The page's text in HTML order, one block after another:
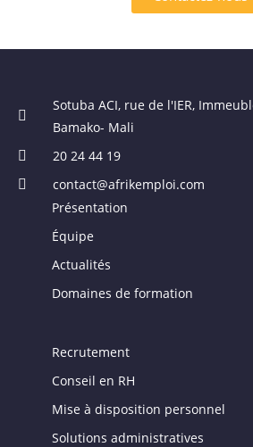
Sotuba ACI, rue de l'IER,
Bamako- Mali
20 24 44 19
contact@afrikemploi.com
Présentation
Équipe
Actualités
Domaines de formation
Recrutement
Conseil en RH
Mise à disposition personnel
Solutions administratives